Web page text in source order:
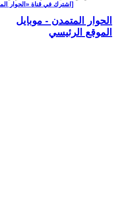
[اشترك في قناة ‫«الحوار
الحوار المتمدن - موبايل
الموقع الرئيسي